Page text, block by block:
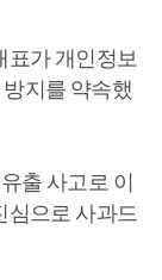
표가 개인정보
지를 약속했
출 사고로 이
심으로 사과드